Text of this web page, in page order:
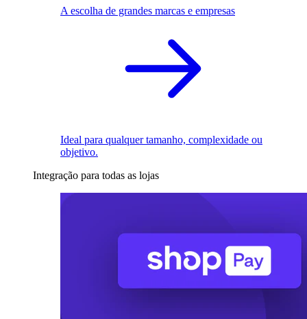
A escolha de grandes marcas e empresas
Ideal para qualquer tamanho, complexidade ou
objetivo.
Integração para todas as lojas